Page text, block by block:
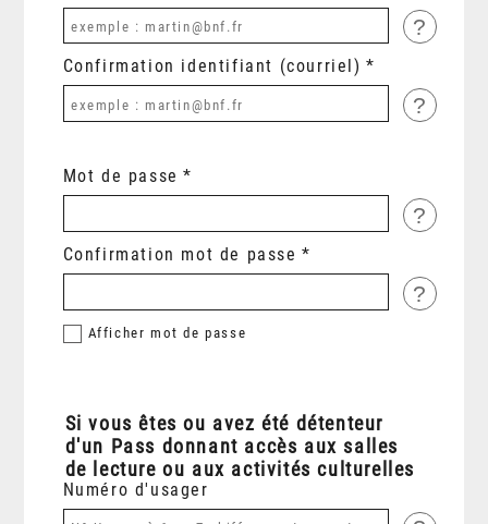
?
Confirmation identifiant (courriel)
?
Mot de passe
?
Confirmation mot de passe
?
Afficher mot de passe
Si vous êtes ou avez été détenteur
d'un Pass donnant accès aux salles
de lecture ou aux activités culturelles
Numéro d'usager